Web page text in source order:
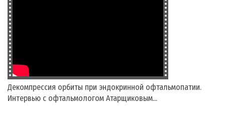
Декомпрессия орбиты при эндокринной офтальмопатии.
Интервью с офтальмологом Атарщиковым...